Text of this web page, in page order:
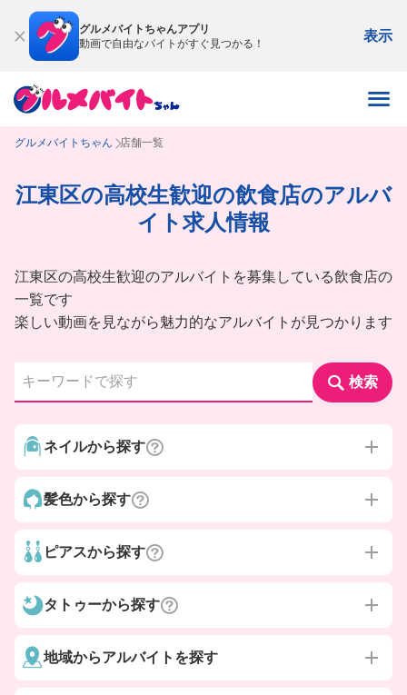
グルメバイトちゃんアプリ
動画で自由なバイトがすぐ見つかる！
表示
グルメバイトちゃん 店舗一覧
江東区の高校生歓迎の飲食店のアルバ
イト求人情報
江東区の高校生歓迎のアルバイトを募集している飲食店の
一覧です
楽しい動画を見ながら魅力的なアルバイトが見つかります
検索
ネイルから探す
髪色から探す
ピアスから探す
タトゥーから探す
地域からアルバイトを探す